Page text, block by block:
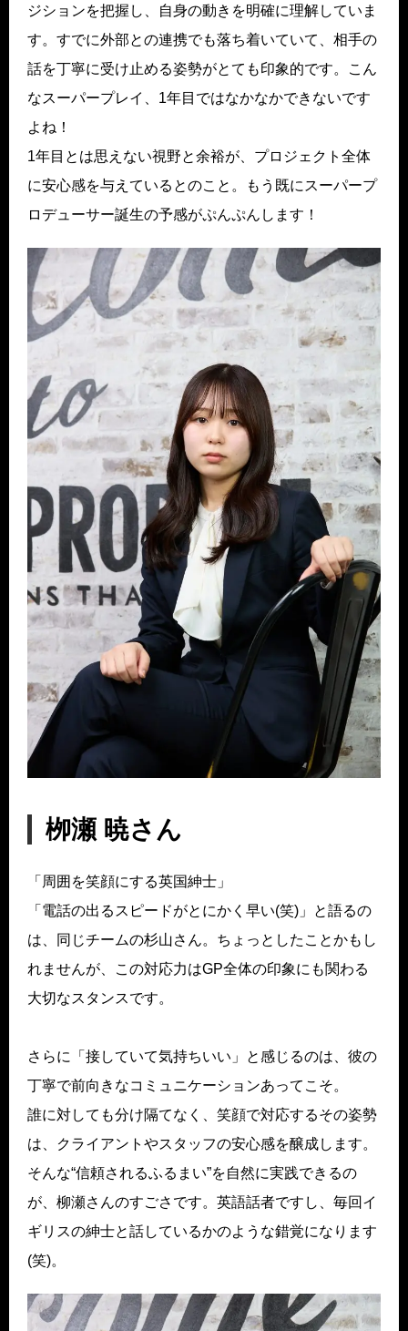
ジションを把握し、自身の動きを明確に理解していま
す。すでに外部との連携でも落ち着いていて、相手の
話を丁寧に受け止める姿勢がとても印象的です。こん
なスーパープレイ、1年目ではなかなかできないです
よね！
1年目とは思えない視野と余裕が、プロジェクト全体
に安心感を与えているとのこと。もう既にスーパープ
ロデューサー誕生の予感がぷんぷんします！
栁瀬 暁さん
「周囲を笑顔にする英国紳士」
「電話の出るスピードがとにかく早い(笑)」と語るの
は、同じチームの杉山さん。ちょっとしたことかもし
れませんが、この対応力はGP全体の印象にも関わる
大切なスタンスです。
さらに「接していて気持ちいい」と感じるのは、彼の
丁寧で前向きなコミュニケーションあってこそ。
誰に対しても分け隔てなく、笑顔で対応するその姿勢
は、クライアントやスタッフの安心感を醸成します。
そんな“信頼されるふるまい”を自然に実践できるの
が、柳瀬さんのすごさです。英語話者ですし、毎回イ
ギリスの紳士と話しているかのような錯覚になります
(笑)。